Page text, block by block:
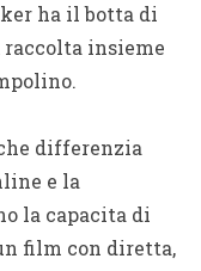
ha il botta di
insieme
differenzia
e la
la capacita di
film con diretta,